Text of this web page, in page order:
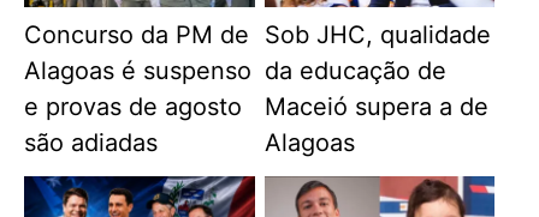
Concurso da PM de
Alagoas é suspenso
e provas de agosto
são adiadas
Sob JHC, qualidade
da educação de
Maceió supera a de
Alagoas